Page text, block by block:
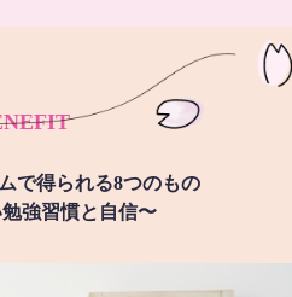
で得られる8つのもの
強習慣と自信〜